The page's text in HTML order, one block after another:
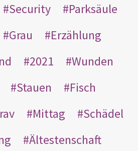
Security
Parksäule
Grau
Erzählung
2021
Wunden
Stauen
Fisch
Mittag
Schädel
Ältestenschaft